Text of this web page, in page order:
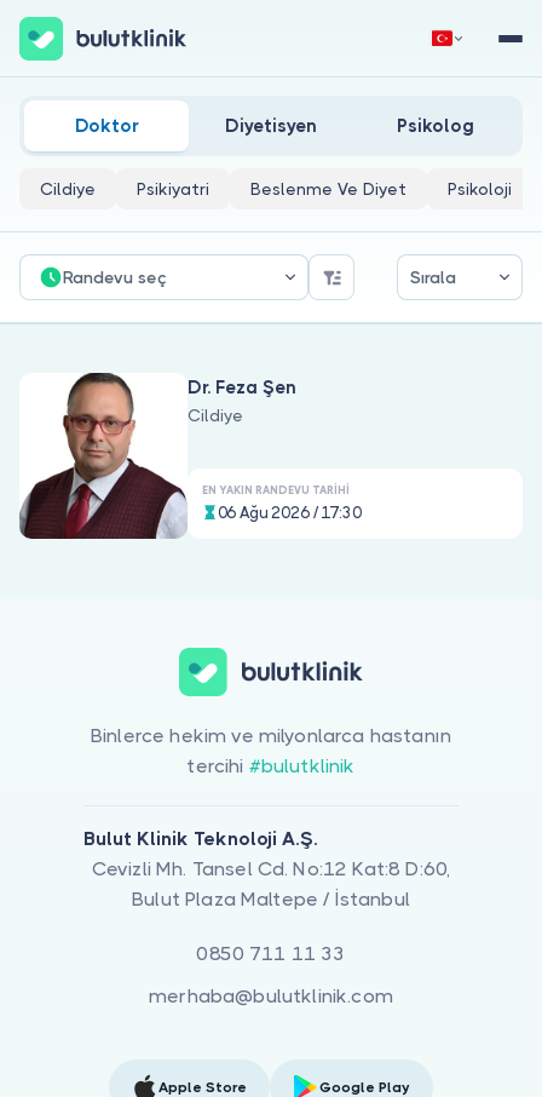
Hastalar için
Doktorlar için
Doktor musunuz?
Hemen Kaydol Giriş Yap
Cilt Ve Deri Hastalıkları Doktorları
Doktor Diyetisyen Psikolog
Cildiye Psikiyatri Beslenme Ve Diyet Psikoloji
Randevu seç Sırala
Dr. Feza Şen
Cildiye
EN YAKIN RANDEVU TARIHI
06 Ağu 2026 / 17:30
Binlerce hekim ve milyonlarca hastanın
tercihi #bulutklinik
Bulut Klinik Teknoloji A.Ş.
Cevizli Mh. Tansel Cd. No:12 Kat:8 D:60,
Bulut Plaza Maltepe / İstanbul
0850 711 11 33
merhaba@bulutklinik.com
Apple Store Google Play